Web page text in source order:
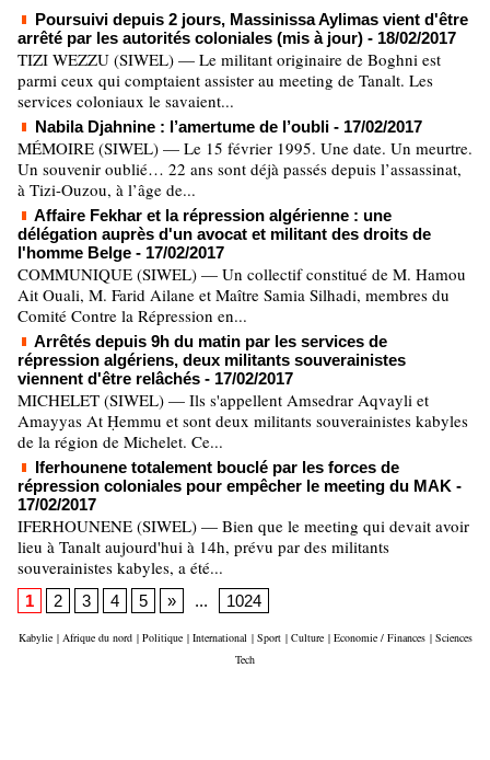
Poursuivi depuis 2 jours, Massinissa Aylimas vient d'être
arrêté par les autorités coloniales (mis à jour) - 18/02/2017
TIZI WEZZU (SIWEL) — Le militant originaire de Boghni est
parmi ceux qui comptaient assister au meeting de Tanalt. Les
services coloniaux le savaient...
Nabila Djahnine : l’amertume de l’oubli - 17/02/2017
MÉMOIRE (SIWEL) — Le 15 février 1995. Une date. Un meurtre.
Un souvenir oublié… 22 ans sont déjà passés depuis l’assassinat,
à Tizi-Ouzou, à l’âge de...
Affaire Fekhar et la répression algérienne : une
délégation auprès d'un avocat et militant des droits de
l'homme Belge - 17/02/2017
COMMUNIQUE (SIWEL) — Un collectif constitué de M. Hamou
Ait Ouali, M. Farid Ailane et Maître Samia Silhadi, membres du
Comité Contre la Répression en...
Arrêtés depuis 9h du matin par les services de
répression algériens, deux militants souverainistes
viennent d'être relâchés - 17/02/2017
MICHELET (SIWEL) — Ils s'appellent Amsedrar Aqvayli et
Amayyas At Ḥemmu et sont deux militants souverainistes kabyles
de la région de Michelet. Ce...
Iferhounene totalement bouclé par les forces de
répression coloniales pour empêcher le meeting du MAK -
17/02/2017
IFERHOUNENE (SIWEL) — Bien que le meeting qui devait avoir
lieu à Tanalt aujourd'hui à 14h, prévu par des militants
souverainistes kabyles, a été...
1 2 3 4 5 » ... 1024
Kabylie | Afrique du nord | Politique | International | Sport | Culture | Economie / Finances | Sciences
Tech